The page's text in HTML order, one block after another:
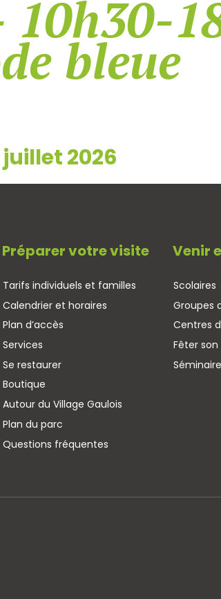
bleue
juillet 2026
Préparer votre visite
Tarifs individuels et familles
Calendrier et horaires
Plan d’accès
Services
Se restaurer
Boutique
Autour du Village Gaulois
Plan du parc
Questions fréquentes
Venir
Scolaires
Groupes
Centres
Fêter